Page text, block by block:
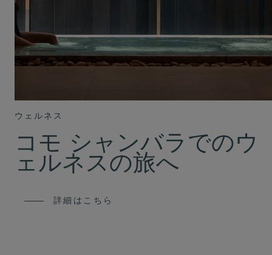
ウェルネス
コモ シャンバラでのウ
ェルネスの旅へ
詳細はこちら